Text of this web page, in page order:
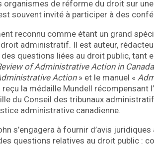
de réforme du droit sur
souvent invité à participer à des
reconnu comme étant un grand
administratif. Il est auteur,
questions liées au droit public, tant
of Administrative Action in Canada
Action» et le manuel «
la médaille Mundell récompensant
du Conseil des tribunaux
administrative canadienne.
s’engagera à fournir d’avis
questions relatives au droit public :